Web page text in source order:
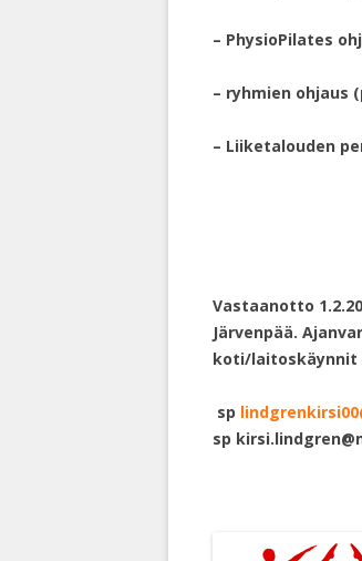
– PhysioPilates
– ryhmien ohjaus
– Liiketalouden
Vastaanotto
Järvenpää.
koti/laitoskäynnit
sp
sp